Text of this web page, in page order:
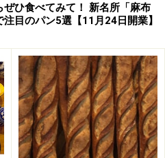
ティブルとヌクムクのパンや
ーン。底抜けの明るさとい
レクションを眺めながらイー
べていると、本当に友だちの
になってきます。
ぜひ食べてみて！ 新名所「麻布
注目のパン5選【11月24日開業】